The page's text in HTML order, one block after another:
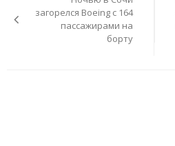
загорелся Boeing с 164
пассажирами на
борту